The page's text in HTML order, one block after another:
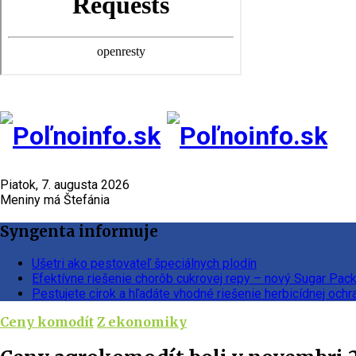
Piatok, 7. augusta 2026
Meniny má Štefánia
Syngenta informuje
Ušetri ako pestovateľ špeciálnych plodín
Efektívne riešenie chorôb cukrovej repy – nový Sugar Pack
Pestujete cirok a hľadáte vhodné riešenie herbicídnej
Ceny komodít Z ekonomiky